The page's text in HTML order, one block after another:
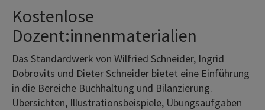
Kostenlose
Dozent:innenmaterialien
Das Standardwerk von Wilfried Schneider, Ingrid
Dobrovits und Dieter Schneider bietet eine Einführung
in die Bereiche Buchhaltung und Bilanzierung.
Übersichten, Illustrationsbeispiele, Übungsaufgaben